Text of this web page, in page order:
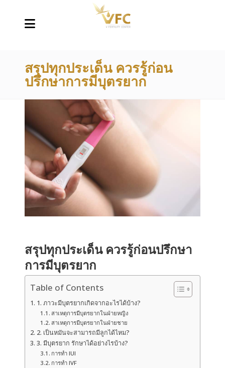
สรุปทุกประเด็น ควรรู้ก่อน
ปรึกษาการมีบุตรยาก
สรุปทุกประเด็น ควรรู้ก่อนปรึกษา
การมีบุตรยาก
Table of Contents
1. ภาวะมีบุตรยากเกิดจากอะไรได้บ้าง?
สาเหตุการมีบุตรยากในฝ่ายหญิง
สาเหตุการมีบุตรยากในฝ่ายชาย
2. เป็นหมันจะสามารถมีลูกได้ไหม?
3. มีบุตรยาก รักษาได้อย่างไรบ้าง?
การทำ IUI
การทำ IVF